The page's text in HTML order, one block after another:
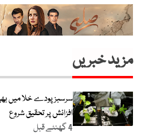
مزید خبریں
سرسبزپودے خلا میں
افزائش پر تحقیق شروع
4 گھنٹے قبل